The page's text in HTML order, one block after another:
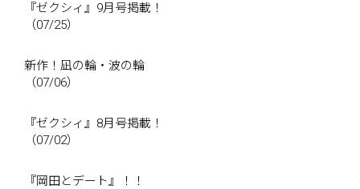
『ゼクシィ』9月号掲載！
（07/25）
新作！凪の輪・波の輪
（07/06）
『ゼクシィ』8月号掲載！
（07/02）
『岡田とデート』！！